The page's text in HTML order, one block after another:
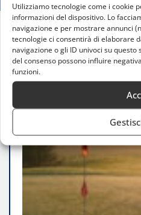
Utilizziamo tecnologie come i cookie
informazioni del dispositivo. Lo
navigazione e per mostrare annunci
tecnologie ci consentirà di elaborare
navigazione o gli ID univoci su
del consenso possono influire
funzioni.
Home
Campi da golf vicino a
per gli appassionati di green